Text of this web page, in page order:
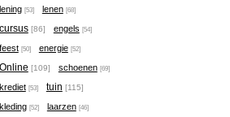
lening [53] lenen [68]
cursus [86] engels [54]
feest [50] energie [52]
Online [109] schoenen [69]
krediet [53] tuin [115]
kleding [52] laarzen [46]